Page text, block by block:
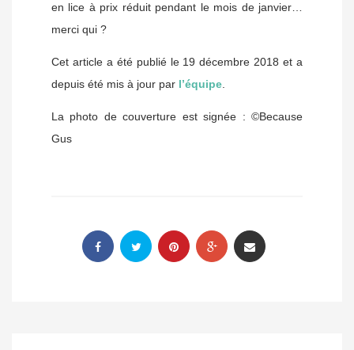
en lice à prix réduit pendant le mois de janvier…
merci qui ?
Cet article a été publié le 19 décembre 2018 et a
depuis été mis à jour par l’équipe.
La photo de couverture est signée : ©Because
Gus